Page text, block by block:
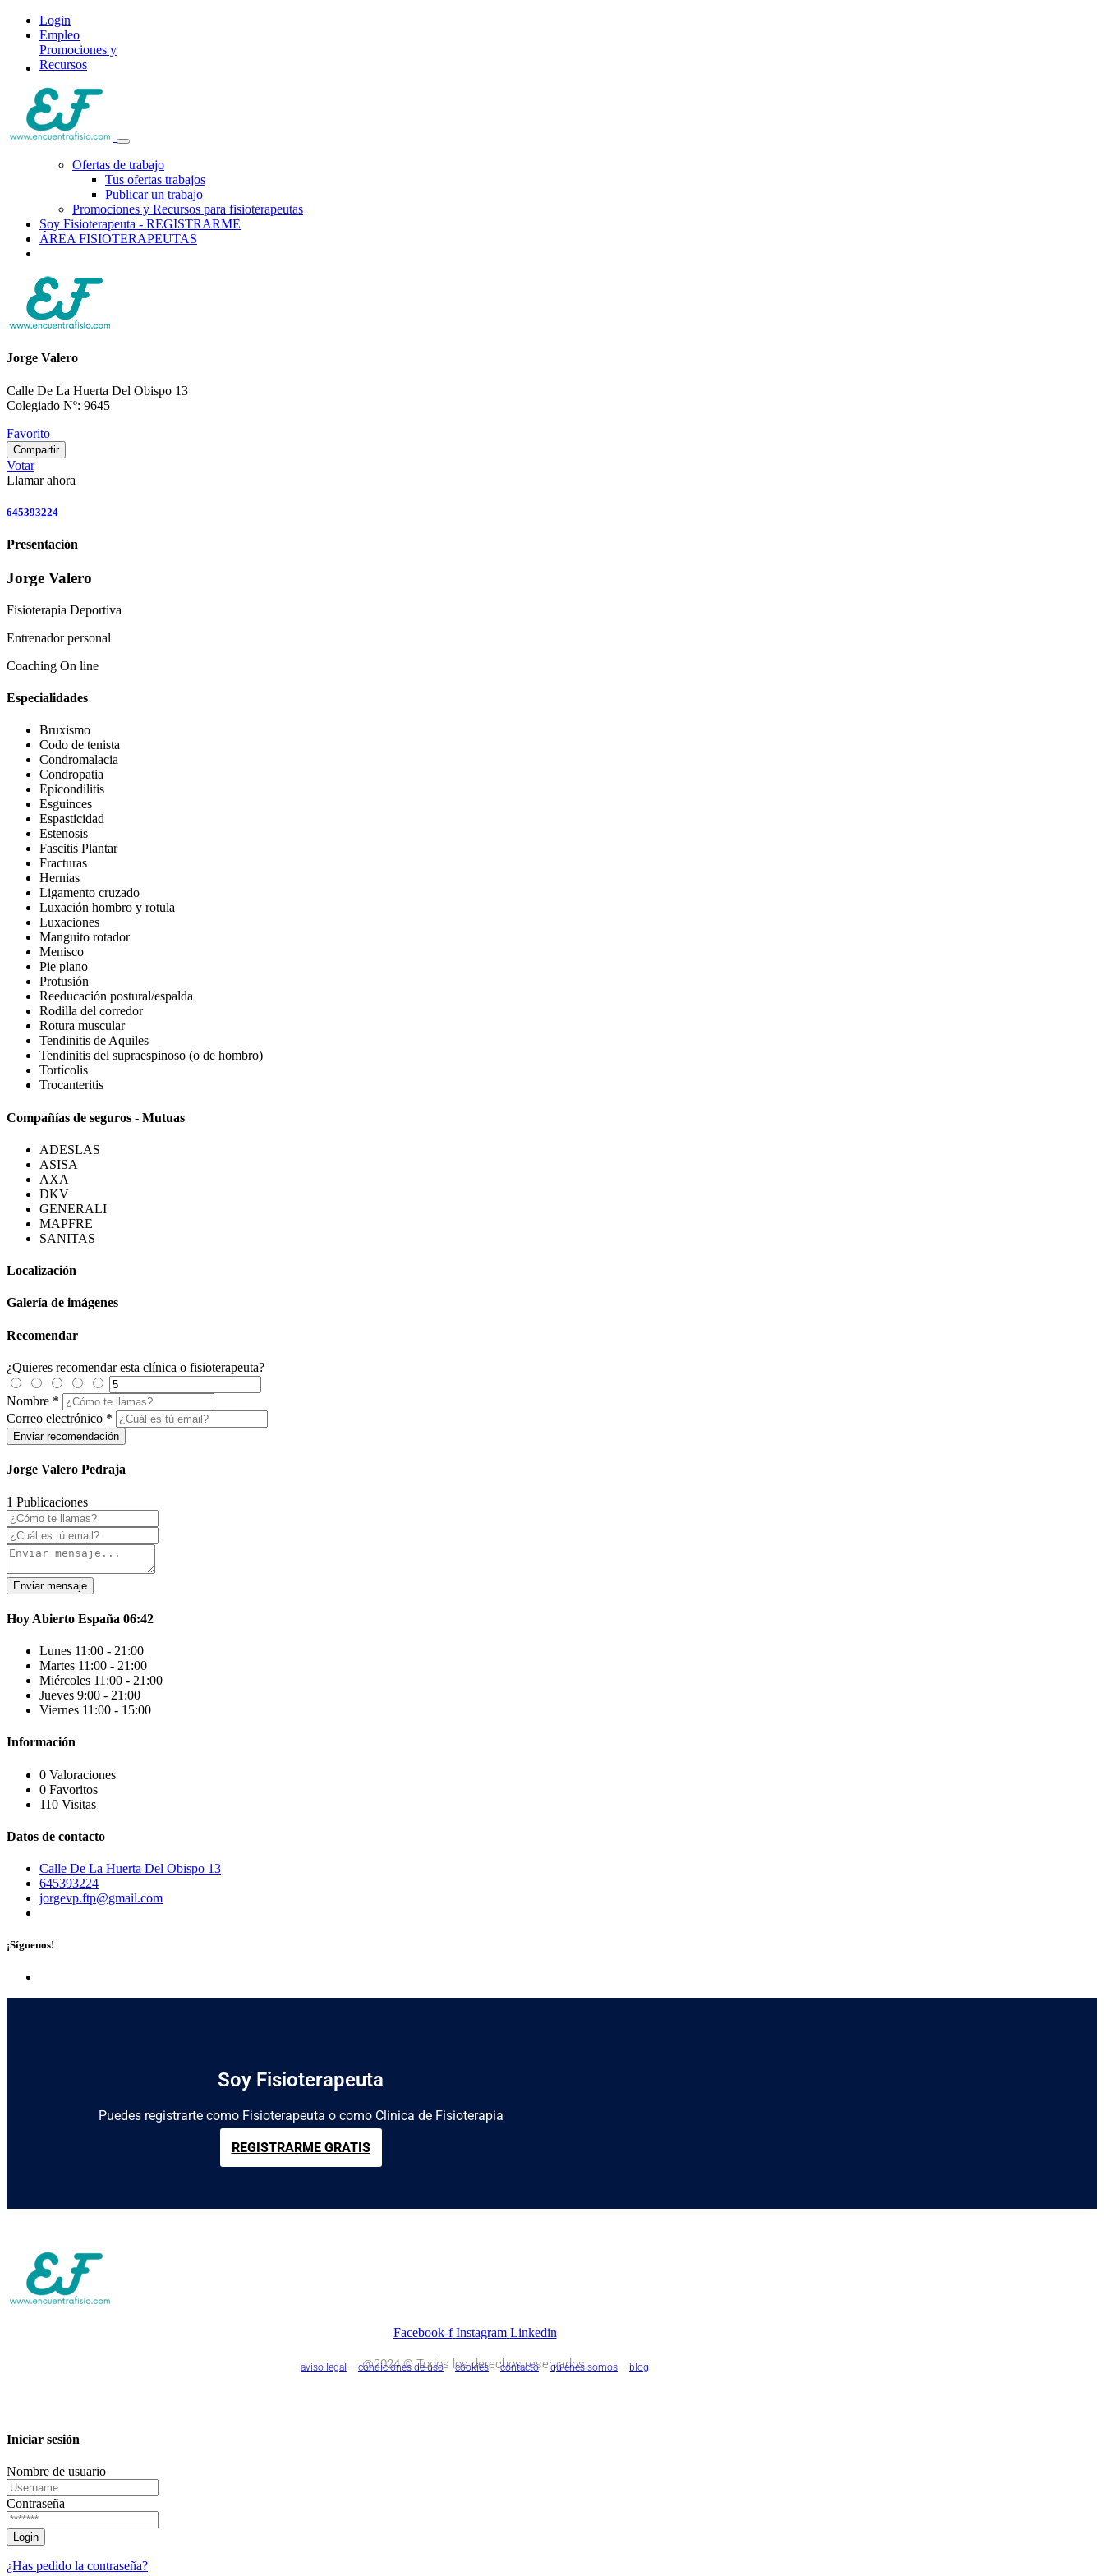
Login
Empleo
Promociones y
Recursos
Ofertas de trabajo
Tus ofertas trabajos
Publicar un trabajo
Promociones y Recursos para fisioterapeutas
Soy Fisioterapeuta - REGISTRARME
ÁREA FISIOTERAPEUTAS
Jorge Valero
Calle De La Huerta Del Obispo 13
Colegiado Nº: 9645
Favorito
Compartir
Votar
Llamar ahora
645393224
Presentación
Jorge Valero
Fisioterapia Deportiva
Entrenador personal
Coaching On line
Especialidades
Bruxismo
Codo de tenista
Condromalacia
Condropatia
Epicondilitis
Esguinces
Espasticidad
Estenosis
Fascitis Plantar
Fracturas
Hernias
Ligamento cruzado
Luxación hombro y rotula
Luxaciones
Manguito rotador
Menisco
Pie plano
Protusión
Reeducación postural/espalda
Rodilla del corredor
Rotura muscular
Tendinitis de Aquiles
Tendinitis del supraespinoso (o de hombro)
Tortícolis
Trocanteritis
Compañías de seguros - Mutuas
ADESLAS
ASISA
AXA
DKV
GENERALI
MAPFRE
SANITAS
Localización
Galería de imágenes
Recomendar
¿Quieres recomendar esta clínica o fisioterapeuta?
Nombre *
Correo electrónico *
Jorge Valero Pedraja
1 Publicaciones
Enviar mensaje
Hoy Abierto España 06:42
Lunes 11:00 - 21:00
Martes 11:00 - 21:00
Miércoles 11:00 - 21:00
Jueves 9:00 - 21:00
Viernes 11:00 - 15:00
Información
0 Valoraciones
0 Favoritos
110 Visitas
Datos de contacto
Calle De La Huerta Del Obispo 13
645393224
jorgevp.ftp@gmail.com
¡Síguenos!
Soy Fisioterapeuta
Puedes registrarte como Fisioterapeuta o como Clinica de Fisioterapia
REGISTRARME GRATIS
Facebook-f Instagram Linkedin
@2024 © Todos los derechos reservados.
aviso legal – condiciones de uso–cookies–contacto–quienes somos – blog
Iniciar sesión
Nombre de usuario
Contraseña
¿Has pedido la contraseña?